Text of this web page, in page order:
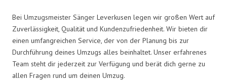
Bei Umzugsmeister Sänger Leverkusen legen wir großen Wert auf
Zuverlässigkeit, Qualität und Kundenzufriedenheit. Wir bieten dir
einen umfangreichen Service, der von der Planung bis zur
Durchführung deines Umzugs alles beinhaltet. Unser erfahrenes
Team steht dir jederzeit zur Verfügung und berät dich gerne zu
allen Fragen rund um deinen Umzug.